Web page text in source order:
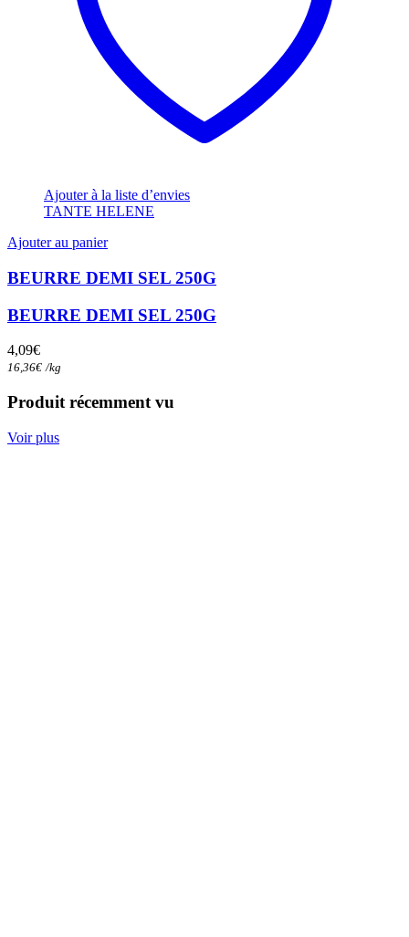
Ajouter à la liste d’envies
TANTE HELENE
Ajouter au panier
BEURRE DEMI SEL 250G
BEURRE DEMI SEL 250G
4,09€
16,36€ /kg
Produit récemment vu
Voir plus